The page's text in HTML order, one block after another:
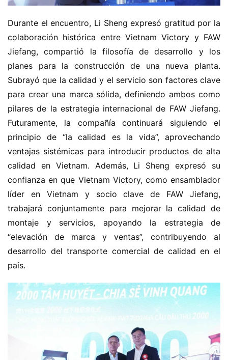
Durante el encuentro, Li Sheng expresó gratitud por la
colaboración histórica entre Vietnam Victory y FAW
Jiefang, compartió la filosofía de desarrollo y los
planes para la construcción de una nueva planta.
Subrayó que la calidad y el servicio son factores clave
para crear una marca sólida, definiendo ambos como
pilares de la estrategia internacional de FAW Jiefang.
Futuramente, la compañía continuará siguiendo el
principio de “la calidad es la vida”, aprovechando
ventajas sistémicas para introducir productos de alta
calidad en Vietnam. Además, Li Sheng expresó su
confianza en que Vietnam Victory, como ensamblador
líder en Vietnam y socio clave de FAW Jiefang,
trabajará conjuntamente para mejorar la calidad de
montaje y servicios, apoyando la estrategia de
“elevación de marca y ventas”, contribuyendo al
desarrollo del transporte comercial de calidad en el
país.